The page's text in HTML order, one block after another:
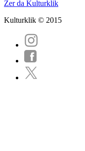
Zer da Kulturklik
Kulturklik © 2015